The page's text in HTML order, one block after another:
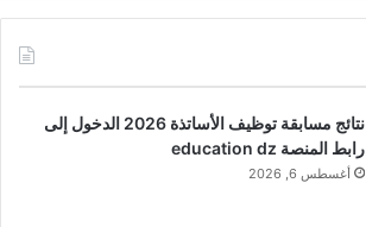
نتائج مسابقة توظيف الأساتذة 2026 الدخول إلى
رابط المنصة education dz
أغسطس 6, 2026